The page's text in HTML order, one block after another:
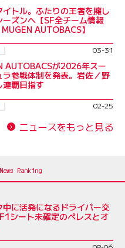
トル。ふたりの王者を擁し
ズンへ【SF全チーム情報
AUTOBACS】
03-31
AUTOBACSが2026年スー
参戦体制を発表。岩佐／野
覇目指す
02-25
ニュースをもっと見る
に活発になるドライバー交
シート未確定のペレスとオ